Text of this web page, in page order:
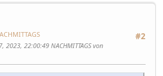
#2
2023, 22:00:49 NACHMITTAGS von